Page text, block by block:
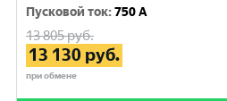
Пусковой ток:750 A
13 805руб.
13 130 руб.
при обмене